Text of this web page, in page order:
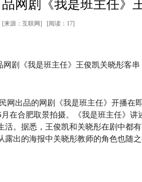
网剧《我是班主任》
[来源：互联网] [阅读：17]
网出品的网剧《我是班主任》开播在
在合肥取景拍摄。《我是班主任》
活。据悉，王俊凯和关晓彤在剧中都
出的海报中关晓彤教师的角色也随之